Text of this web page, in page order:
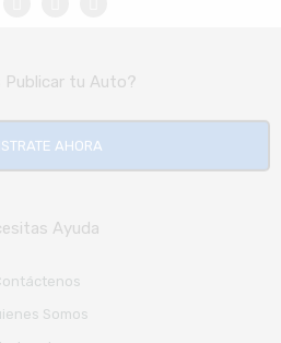
Publicar tu Auto?
AHORA
Ayuda
Somos